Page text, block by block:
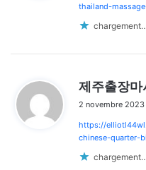
thailand-
제주출장마
2 novembre 2023
https://
chinese-quarter-